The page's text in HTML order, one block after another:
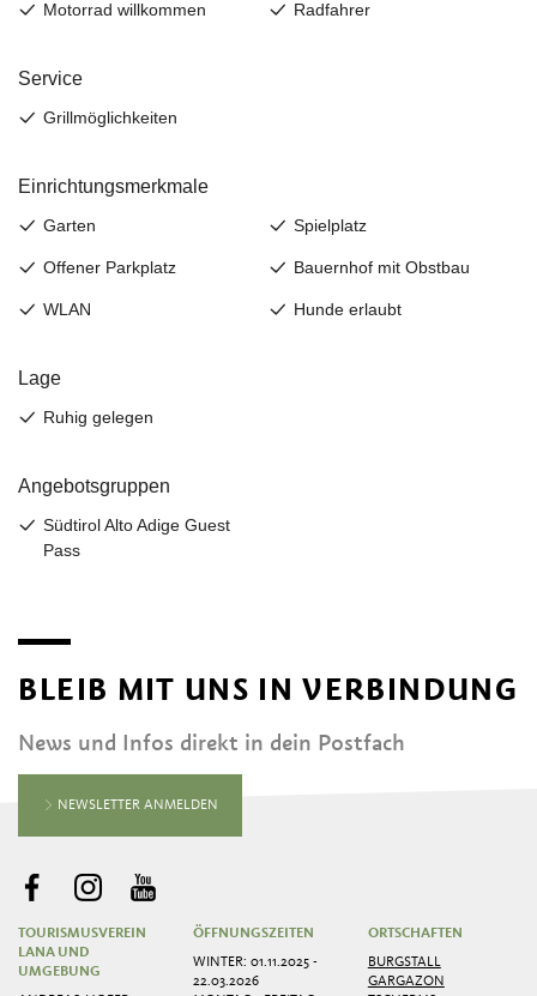
BLEIB MIT UNS IN VERBINDUNG
News und Infos direkt in dein Postfach
NEWSLETTER ANMELDEN
TOURISMUSVEREIN
LANA UND
UMGEBUNG
ÖFFNUNGSZEITEN
WINTER: 01.11.2025 -
22.03.2026
ORTSCHAFTEN
BURGSTALL
GARGAZON